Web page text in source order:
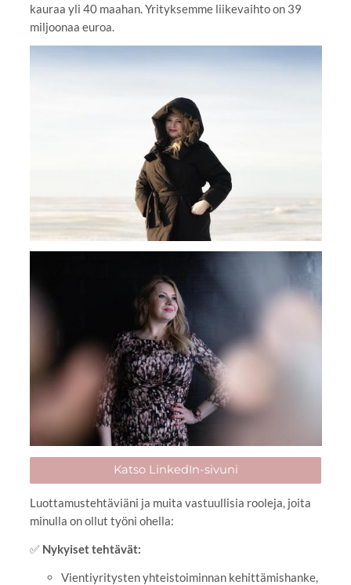
kauraa yli 40 maahan. Yrityksemme liikevaihto on 39
miljoonaa euroa.
Katso LinkedIn-sivuni
Luottamustehtäviäni ja muita vastuullisia rooleja, joita
minulla on ollut työni ohella:
✅ Nykyiset tehtävät:
Vientiyritysten yhteistoiminnan kehittämishanke,